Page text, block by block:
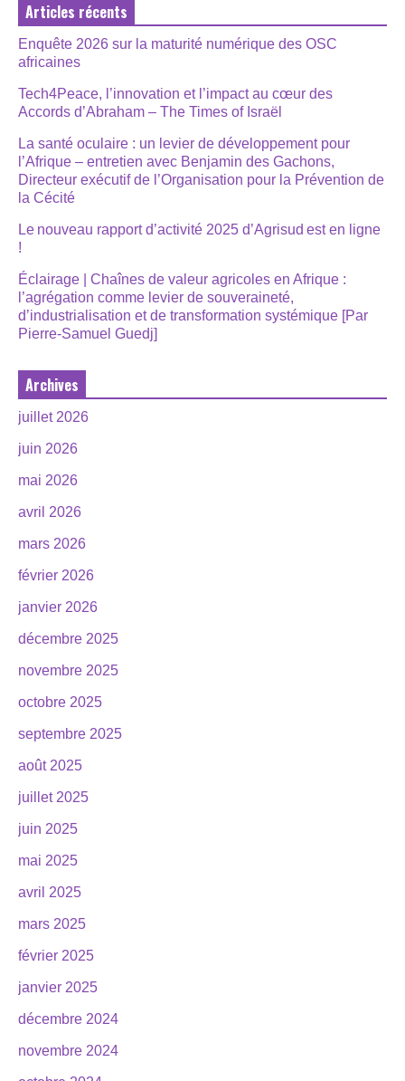
Articles récents
Enquête 2026 sur la maturité numérique des OSC
africaines
Tech4Peace, l’innovation et l’impact au cœur des
Accords d’Abraham – The Times of Israël
La santé oculaire : un levier de développement pour
l’Afrique – entretien avec Benjamin des Gachons,
Directeur exécutif de l’Organisation pour la Prévention de
la Cécité
Le nouveau rapport d’activité 2025 d’Agrisud est en ligne
!
Éclairage | Chaînes de valeur agricoles en Afrique :
l’agrégation comme levier de souveraineté,
d’industrialisation et de transformation systémique [Par
Pierre-Samuel Guedj]
Archives
juillet 2026
juin 2026
mai 2026
avril 2026
mars 2026
février 2026
janvier 2026
décembre 2025
novembre 2025
octobre 2025
septembre 2025
août 2025
juillet 2025
juin 2025
mai 2025
avril 2025
mars 2025
février 2025
janvier 2025
décembre 2024
novembre 2024